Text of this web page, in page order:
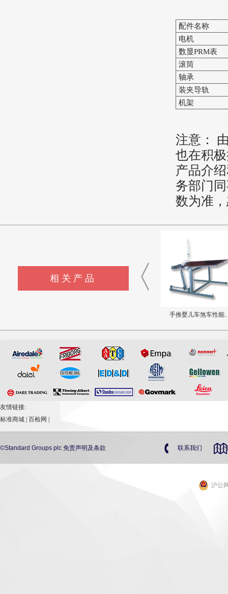
配件名称
电机
数显PRM表
滚筒
轴承
装夹导轨
机架
注意：
也在积
产品介
务部门
数为准
相关产品
手推婴儿车煞车性能..
友情链接:
标准商城 百检网
©Standard Groups plc 免责声明及条款 联系我们
沪公